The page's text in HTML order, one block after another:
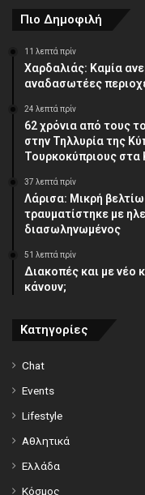
Πιο Δημοφιλή
11 λεπτά πρίν
Χαρδαλιάς: Καμία
αναδασωτέες
24 λεπτά πρίν
62 χρόνια από τους
στην Τηλλυρία της
Τουρκοκύπριους στα
37 λεπτά πρίν
Λάρισα: Μικρή
τραυματίστηκε με
διασωληνωμένος
51 λεπτά πρίν
Διακοπές και με νέο
κάνουν;
Κατηγορίες
Chat
Events
Lifestyle
Αθλητικά
Ελλάδα
Κόσμος